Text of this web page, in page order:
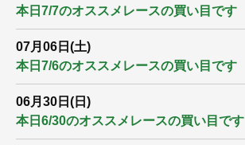
本日7/7のオススメレースの買い目です
07月06日(土)
本日7/6のオススメレースの買い目です
06月30日(日)
本日6/30のオススメレースの買い目です